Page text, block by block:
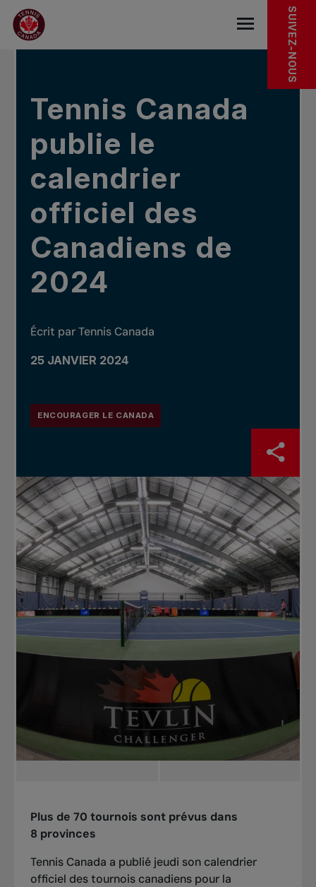
Sauter au menu principal
Sauter au contenu principal
Sauter au pied de page
DANS LES NOUVELLES SUIVEZ-NOUS
Tennis Canada
publie le
calendrier
officiel des
Canadiens de
2024
Écrit par Tennis Canada
25 JANVIER 2024
ENCOURAGER LE CANADA
Plus de 70 tournois sont prévus dans
8 provinces
Tennis Canada a publié jeudi son calendrier
officiel des tournois canadiens pour la